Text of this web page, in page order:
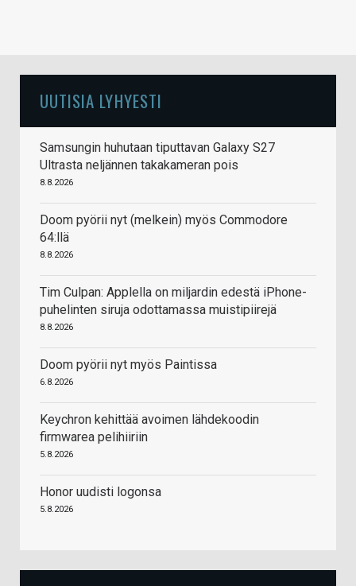
UUTISIA LYHYESTI
Samsungin huhutaan tiputtavan Galaxy S27
Ultrasta neljännen takakameran pois
8.8.2026
Doom pyörii nyt (melkein) myös Commodore
64:llä
8.8.2026
Tim Culpan: Applella on miljardin edestä iPhone-
puhelinten siruja odottamassa muistipiirejä
8.8.2026
Doom pyörii nyt myös Paintissa
6.8.2026
Keychron kehittää avoimen lähdekoodin
firmwarea pelihiiriin
5.8.2026
Honor uudisti logonsa
5.8.2026